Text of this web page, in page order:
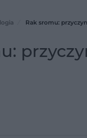
Rak sromu: